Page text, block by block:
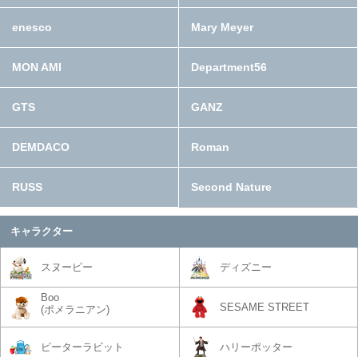
enesco Mary Meyer
MON AMI Department56
GTS GANZ
DEMDACO Roman
RUSS Second Nature
キャラクター
スヌーピー ディズニー
Boo
(ポメラニアン)
SESAME STREET
ピーターラビット ハリーポッター